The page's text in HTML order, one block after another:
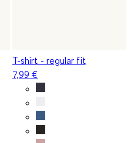
T-shirt - regular fit
7,99 €